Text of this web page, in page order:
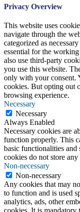
Privacy Overview
This website uses
navigate through the
categorized as
essential for the
also use third-party
you use this website.
only with your consent.
cookies. But opting out
browsing experience.
Necessary
Necessary
Always Enabled
Necessary cookies are
function properly. This
basic functionalities and
cookies do not store
Non-necessary
Non-necessary
Any cookies that may
to function and is used
analytics, ads, other
cookies. It is mandatory